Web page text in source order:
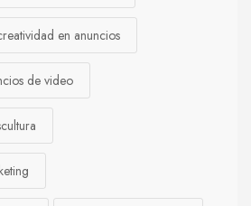
en anuncios
de video